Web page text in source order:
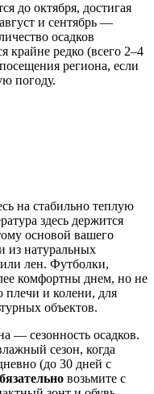
до октября, достигая
и сентябрь —
осадков
крайне редко (всего 2–4
региона, если
погоду.
на стабильно теплую
здесь держится
основой вашего
из натуральных
лен. Футболки,
комфортны днем, но не
плечи и колени, для
объектов.
— сезонность осадков.
сезон, когда
(до 30 дней с
возьмите с